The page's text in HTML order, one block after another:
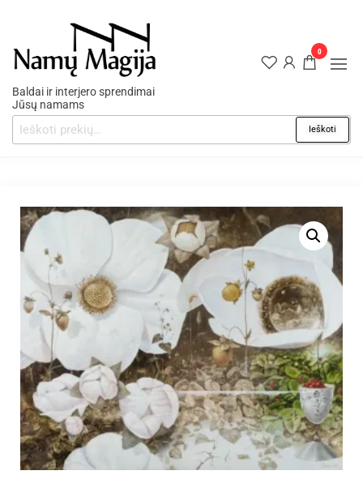
Baldai ir interjero sprendimai
Jūsų namams
Ieškoti
0